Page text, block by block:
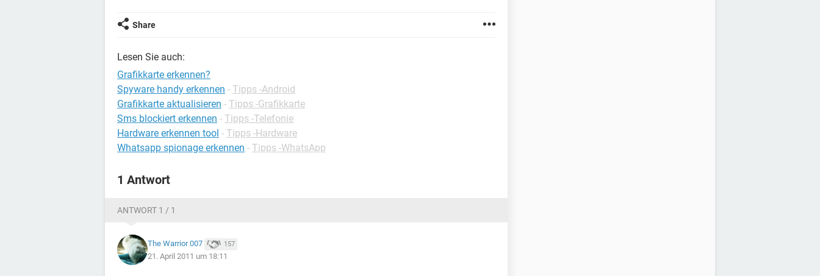
Share
Lesen Sie auch:
Grafikkarte erkennen?
Spyware handy erkennen - Tipps -Android
Grafikkarte aktualisieren - Tipps -Grafikkarte
Sms blockiert erkennen - Tipps -Telefonie
Hardware erkennen tool - Tipps -Hardware
Whatsapp spionage erkennen - Tipps -WhatsApp
1 Antwort
ANTWORT 1 / 1
The Warrior 007 157
21. April 2011 um 18:11